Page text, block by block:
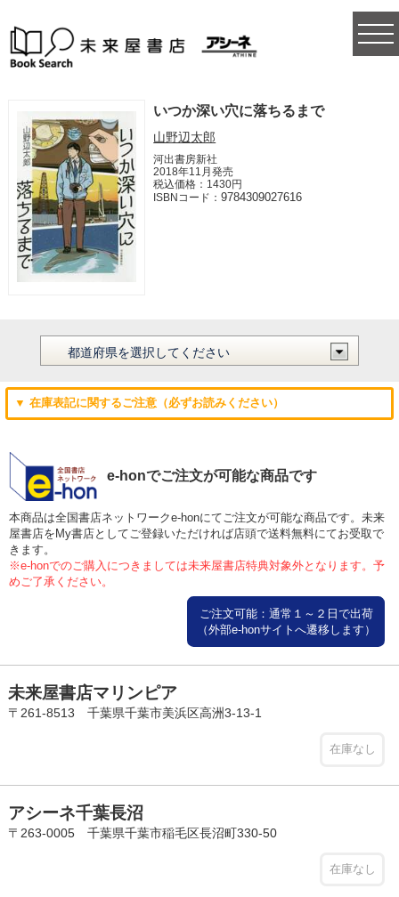
いつか深い穴に落ちるまで
山野辺太郎
河出書房新社
2018年11月発売
税込価格：1430円
ISBNコード：9784309027616
▼ 在庫表記に関するご注意（必ずお読みください）
e-honでご注文が可能な商品です
本商品は全国書店ネットワークe-honにてご注文が可能な商品です。未来
屋書店をMy書店としてご登録いただければ店頭で送料無料にてお受取で
きます。
※e-honでのご購入につきましては未来屋書店特典対象外となります。予
めご了承ください。
ご注文可能：通常１～２日で出荷
（外部e-honサイトへ遷移します）
未来屋書店マリンピア
〒261-8513 千葉県千葉市美浜区高洲3-13-1
在庫なし
アシーネ千葉長沼
〒263-0005 千葉県千葉市稲毛区長沼町330-50
在庫なし